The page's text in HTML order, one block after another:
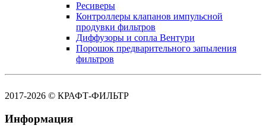
Ресиверы
Контроллеры клапанов импульсной
продувки фильтров
Диффузоры и сопла Вентури
Порошок предварительного запыления
фильтров
2017-2026 © КРАФТ-ФИЛЬТР
Информация